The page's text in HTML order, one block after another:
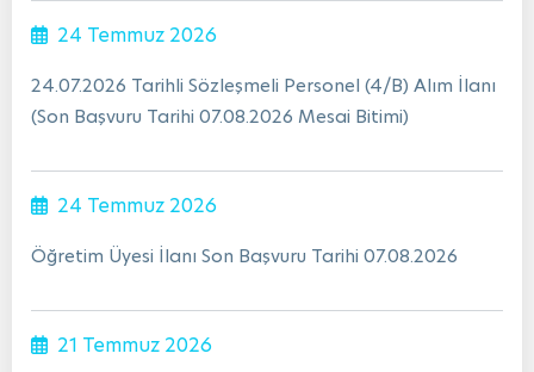
24 Temmuz 2026
24.07.2026 Tarihli Sözleşmeli Personel (4/B) Alım İlanı
(Son Başvuru Tarihi 07.08.2026 Mesai Bitimi)
24 Temmuz 2026
Öğretim Üyesi İlanı Son Başvuru Tarihi 07.08.2026
21 Temmuz 2026